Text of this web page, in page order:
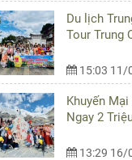
Du lịch
Tour Trung
15:03 11/
Khuyến
Ngay 2
13:29 16/